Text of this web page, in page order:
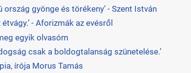
ország gyönge és törékeny’ - Szent István
- Aforizmák az evésről
egyik olvasóm
csak a boldogtalanság szünetelése.’
írója Morus Tamás